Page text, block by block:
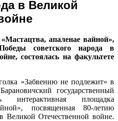
в Великой
апаленае вайной»,
советского народа в
состоялась на факультете
«Забвению не подлежит» в
государственный
интерактивная площадка
посвященная 80-летию
Великой Отечественной войне.